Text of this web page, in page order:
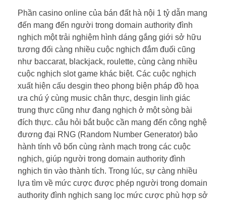
Phần casino online của bán đất hà nội 1 tỷ dẫn mang
đến mang đến người trong domain authority đình
nghịch một trải nghiệm hình dáng gắng giới sở hữu
tương đối càng nhiều cuộc nghịch đắm đuối cũng
như baccarat, blackjack, roulette, cùng càng nhiều
cuộc nghịch slot game khác biệt. Các cuộc nghịch
xuất hiện cấu desgin theo phong biện pháp đồ họa
ưa chú ý cùng music chân thực, desgin linh giác
trung thực cũng như đang nghịch ở một sòng bài
đích thực. câu hỏi bắt buộc cần mang đến công nghệ
đương đại RNG (Random Number Generator) bảo
hành tính vô bốn cùng rành mạch trong các cuộc
nghịch, giúp người trong domain authority đình
nghịch tin vào thành tích. Trong lúc, sự càng nhiều
lựa tìm về mức cược được phép người trong domain
authority đình nghịch sang lọc mức cược phù hợp sở